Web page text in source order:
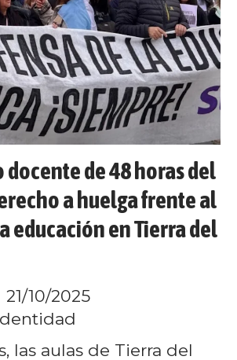
docente de 48 horas del
a huelga frente al
educación en Tierra del
21/10/2025
las aulas de Tierra del